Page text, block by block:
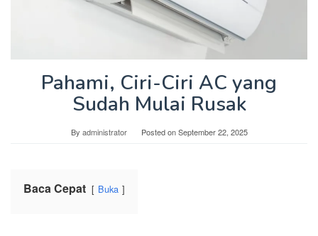
Pahami, Ciri-Ciri AC yang
Sudah Mulai Rusak
By administrator Posted onSeptember 22, 2025
Baca Cepat Buka